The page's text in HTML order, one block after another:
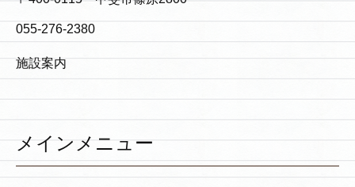
055-276-2380
施設案内
メインメニュー